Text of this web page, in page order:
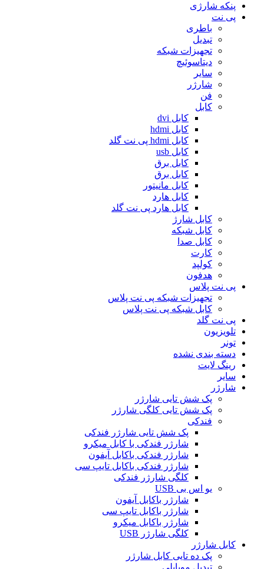
پنکه شارژی
پی نت
باطری
تبدیل
تجهیزات شبکه
دیتاسوئیچ
سایر
شارژر
فن
کابل
کابل dvi
کابل hdmi
کابل hdmi پی نت گلد
کابل usb
کابل برق
کابل برق
کابل مانیتور
کابل هارد
کابل هارد پی نت گلد
کابل شارژ
کابل شبکه
کابل صدا
کارت
کولپد
هدفون
پی نت پلاس
تجهیزات شبکه پی نت پلاس
کابل شبکه پی نت پلاس
پی نت گلد
تلویزیون
تونر
دسته بندی نشده
رینگ لایت
سایر
شارژر
پک شش تایی شارژر
پک شش تایی کلگی شارژر
فندکی
پک شش تایی شارژر فندکی
شارژر فندکی با کابل میکرو
شارژر فندکی باکابل آیفون
شارژر فندکی باکابل تایپ سی
کلگی شارژر فندکی
یو اس بی USB
شارژر باکابل آیفون
شارژر باکابل تایپ سی
شارژر باکابل میکرو
کلگی شارژر USB
کابل شارژر
پک ده تایی کابل شارژر